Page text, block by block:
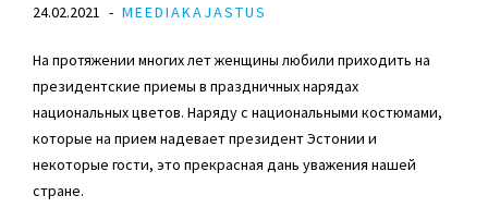
24.02.2021 MEEDIAKAJASTUS
На протяжении многих лет женщины любили приходить на
президентские приемы в праздничных нарядах
национальных цветов. Наряду с национальными костюмами,
которые на прием надевает президент Эстонии и
некоторые гости, это прекрасная дань уважения нашей
стране.